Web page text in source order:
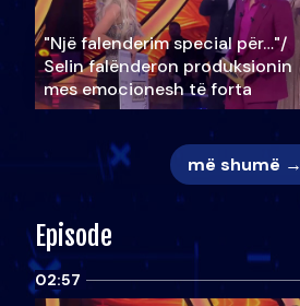
"Një falenderim special për…"/
Selin falënderon produksionin
mes emocionesh të forta
më shumë →
Episode
02:57